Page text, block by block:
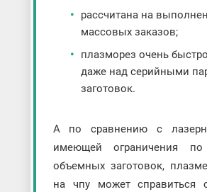
рассчитана на
массовых заказов;
плазморез очень
даже над серийными
заготовок.
А по сравнению с
имеющей ограничения по
объемных заготовок,
на чпу может справиться